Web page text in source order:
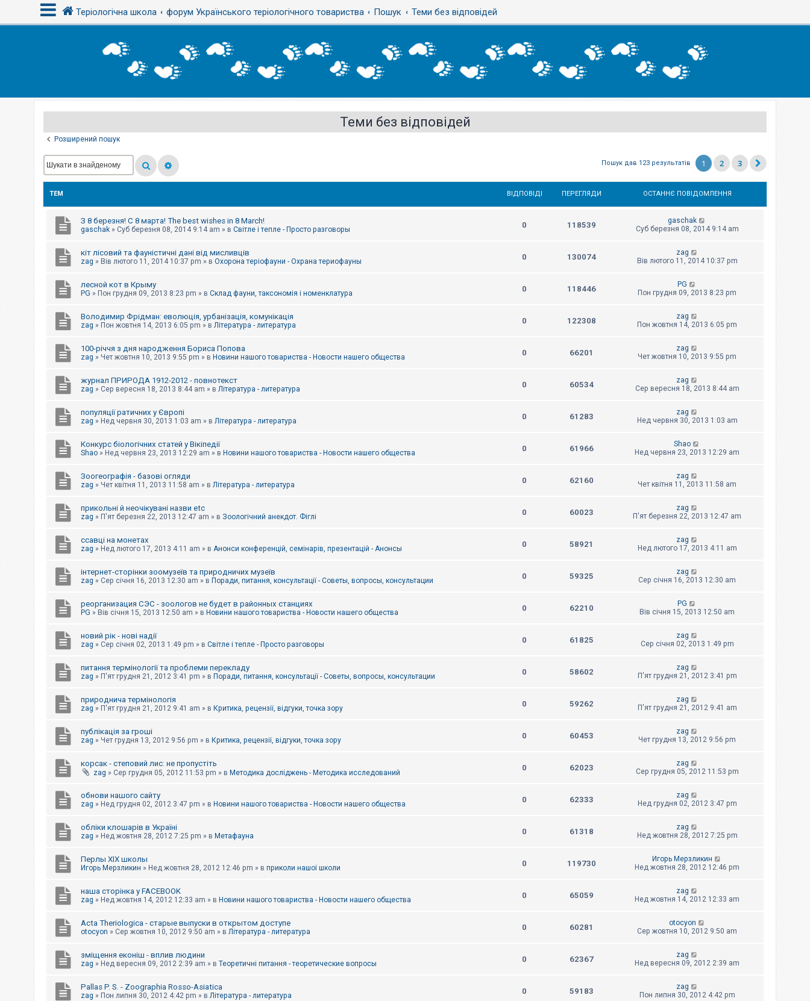
Теріологічна школа форум Українського теріологічного товариства Пошук Теми без відповідей
Теми без відповідей
Розширений пошук
Пошук дав 123 результатів 1 2 3
ТЕМ ВІДПОВІДІ ПЕРЕГЛЯДИ ОСТАННЄ ПОВІДОМЛЕННЯ
З 8 березня! С 8 марта! The best wishes in 8 March!
gaschak » Суб березня 08, 2014 9:14 am » в Світле і тепле - Просто разговоры 0 118539
gaschak
Суб березня 08, 2014 9:14 am
кіт лісовий та фауністичні дані від мисливців
zag » Вів лютого 11, 2014 10:37 pm » в Охорона теріофауни - Охрана териофауны 0 130074
zag
Вів лютого 11, 2014 10:37 pm
лесной кот в Крыму
PG » Пон грудня 09, 2013 8:23 pm » в Склад фауни, таксономія і номенклатура 0 118446
PG
Пон грудня 09, 2013 8:23 pm
Володимир Фрідман: еволюція, урбанізація, комунікація
zag » Пон жовтня 14, 2013 6:05 pm » в Література - литература 0 122308
zag
Пон жовтня 14, 2013 6:05 pm
100-річчя з дня народження Бориса Попова
zag » Чет жовтня 10, 2013 9:55 pm » в Новини нашого товариства - Новости нашего общества 0 66201
zag
Чет жовтня 10, 2013 9:55 pm
журнал ПРИРОДА 1912-2012 - повнотекст
zag » Сер вересня 18, 2013 8:44 am » в Література - литература 0 60534
zag
Сер вересня 18, 2013 8:44 am
популяції ратичних у Європі
zag » Нед червня 30, 2013 1:03 am » в Література - литература 0 61283
zag
Нед червня 30, 2013 1:03 am
Конкурс біологічних статей у Вікіпедії
Shao » Нед червня 23, 2013 12:29 am » в Новини нашого товариства - Новости нашего общества 0 61966
Shao
Нед червня 23, 2013 12:29 am
Зоогеографія - базові огляди
zag » Чет квітня 11, 2013 11:58 am » в Література - литература 0 62160
zag
Чет квітня 11, 2013 11:58 am
прикольні й неочікувані назви etc
zag » П'ят березня 22, 2013 12:47 am » в Зоологічний анекдот. Фіглі 0 60023
zag
П'ят березня 22, 2013 12:47 am
ссавці на монетах
zag » Нед лютого 17, 2013 4:11 am » в Анонси конференцій, семінарів, презентацій - Анонсы 0 58921
zag
Нед лютого 17, 2013 4:11 am
інтернет-сторінки зоомузеїв та природничих музеїв
zag » Сер січня 16, 2013 12:30 am » в Поради, питання, консультації - Советы, вопросы, консультации 0 59325
zag
Сер січня 16, 2013 12:30 am
реорганизация СЭС - зоологов не будет в районных станциях
PG » Вів січня 15, 2013 12:50 am » в Новини нашого товариства - Новости нашего общества 0 62210
PG
Вів січня 15, 2013 12:50 am
новий рік - нові надії
zag » Сер січня 02, 2013 1:49 pm » в Світле і тепле - Просто разговоры 0 61825
zag
Сер січня 02, 2013 1:49 pm
питання термінології та проблеми перекладу
zag » П'ят грудня 21, 2012 3:41 pm » в Поради, питання, консультації - Советы, вопросы, консультации 0 58602
zag
П'ят грудня 21, 2012 3:41 pm
природнича термінологія
zag » П'ят грудня 21, 2012 9:41 am » в Критика, рецензії, відгуки, точка зору 0 59262
zag
П'ят грудня 21, 2012 9:41 am
публікація за гроші
zag » Чет грудня 13, 2012 9:56 pm » в Критика, рецензії, відгуки, точка зору 0 60453
zag
Чет грудня 13, 2012 9:56 pm
корсак - степовий лис: не пропустіть
zag » Сер грудня 05, 2012 11:53 pm » в Методика досліджень - Методика исследований
0 62023
zag
Сер грудня 05, 2012 11:53 pm
обнови нашого сайту
zag » Нед грудня 02, 2012 3:47 pm » в Новини нашого товариства - Новости нашего общества 0 62333
zag
Нед грудня 02, 2012 3:47 pm
обліки клошарів в Україні
zag » Нед жовтня 28, 2012 7:25 pm » в Метафауна 0 61318
zag
Нед жовтня 28, 2012 7:25 pm
Перлы ХІХ школы
Игорь Мерзликин » Нед жовтня 28, 2012 12:46 pm » в приколи нашої школи 0 119730
Игорь Мерзликин
Нед жовтня 28, 2012 12:46 pm
наша сторінка у FACEBOOK
zag » Нед жовтня 14, 2012 12:33 am » в Новини нашого товариства - Новости нашего общества 0 65059
zag
Нед жовтня 14, 2012 12:33 am
Acta Theriologica - старые выпуски в открытом доступе
otocyon » Сер жовтня 10, 2012 9:50 am » в Література - литература 0 60281
otocyon
Сер жовтня 10, 2012 9:50 am
зміщення еконіш - вплив людини
zag » Нед вересня 09, 2012 2:39 am » в Теоретичні питання - теоретические вопросы 0 62367
zag
Нед вересня 09, 2012 2:39 am
Pallas P. S. - Zoographia Rosso-Asiatica
zag » Пон липня 30, 2012 4:42 pm » в Література - литература 0 59183
zag
Пон липня 30, 2012 4:42 pm